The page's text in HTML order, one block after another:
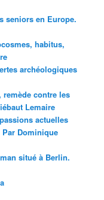
seniors en Europe.
habitus,
archéologiques
remède contre les
Lemaire
actuelles
Dominique
situé à Berlin.